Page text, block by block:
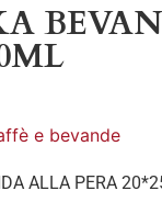
e bevande
ALLA PERA